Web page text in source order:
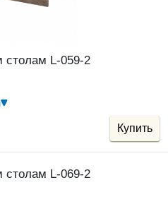
столам L-059-2
Купить
столам L-069-2